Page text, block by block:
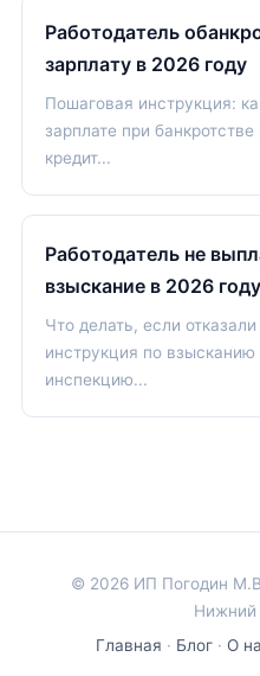
Работодатель
зарплату в 2026 году
Пошаговая инструкция:
зарплате при
кредит...
Работодатель не
взыскание в 2026 году
Что делать, если
инструкция по
инспекцию...
© 2026 ИП Погодин
Нижний
Главная · Блог· О